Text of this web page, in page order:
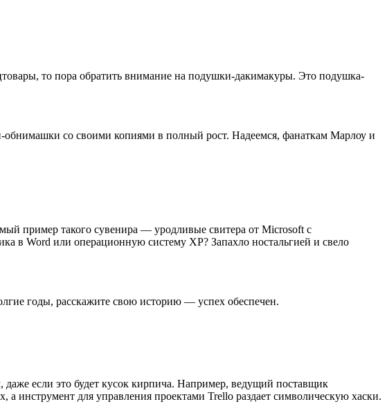
то пора обратить внимание на подушки-дакимакуры. Это подушка-
со своими копиями в полный рост. Надеемся, фанаткам Марлоу и
пример такого сувенира — уродливые свитера от Microsoft с
в Word или операционную систему XP? Запахло ностальгией и свело
годы, расскажите свою историю — успех обеспечен.
если это будет кусок кирпича. Например, ведущий поставщик
инструмент для управления проектами Trello раздает символическую хаски.